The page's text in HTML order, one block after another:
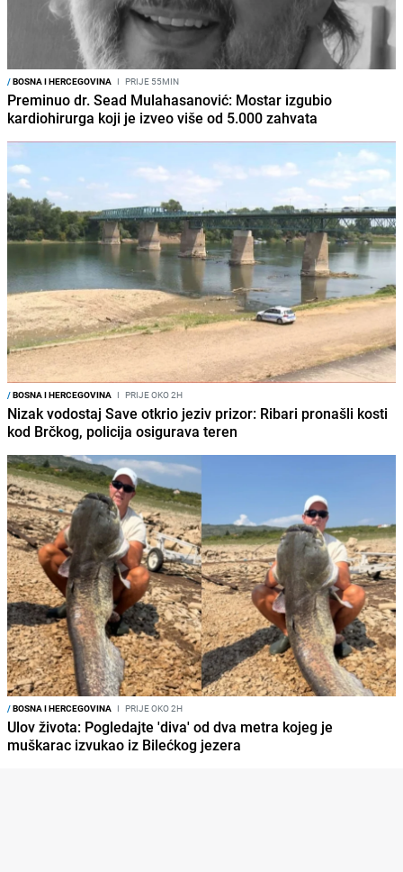
/BOSNA I HERCEGOVINA I PRIJE 55MIN
Preminuo dr. Sead Mulahasanović: Mostar izgubio
kardiohirurga koji je izveo više od 5.000 zahvata
/BOSNA I HERCEGOVINA I PRIJE OKO 2H
Nizak vodostaj Save otkrio jeziv prizor: Ribari pronašli kosti
kod Brčkog, policija osigurava teren
/BOSNA I HERCEGOVINA I PRIJE OKO 2H
Ulov života: Pogledajte 'diva' od dva metra kojeg je
muškarac izvukao iz Bilećkog jezera